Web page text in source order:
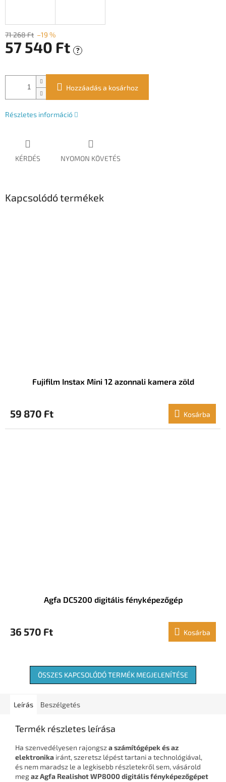
71 268 Ft –19 %
57 540 Ft ?
Hozzáadás a kosárhoz
Részletes információ
KÉRDÉS NYOMON KÖVETÉS
Kapcsolódó termékek
Fujifilm Instax Mini 12 azonnali kamera zöld
59 870 Ft Kosárba
Agfa DC5200 digitális fényképezőgép
36 570 Ft Kosárba
ÖSSZES KAPCSOLÓDÓ TERMÉK MEGJELENÍTÉSE
Leírás Beszélgetés
Termék részletes leírása
Ha szenvedélyesen rajongsza számítógépek és az
elektronika iránt, szeretsz lépést tartani a technológiával,
és nem maradsz le a legkisebb részletekről sem, vásárold
megaz Agfa Realishot WP8000 digitális fényképezőgépet